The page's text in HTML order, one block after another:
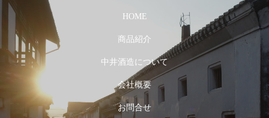
HOME
商品紹介
中井酒造について
会社概要
お問合せ